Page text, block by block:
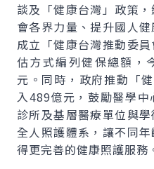
談及「健康台灣」政策
會各界力量、提升國人
成立「健康台灣推動委
估方式編列健保總額，
元。同時，政府推動「
入489億元，鼓勵醫學中
診所及基層醫療單位與
全人照護體系，讓不同
得更完善的健康照護服務